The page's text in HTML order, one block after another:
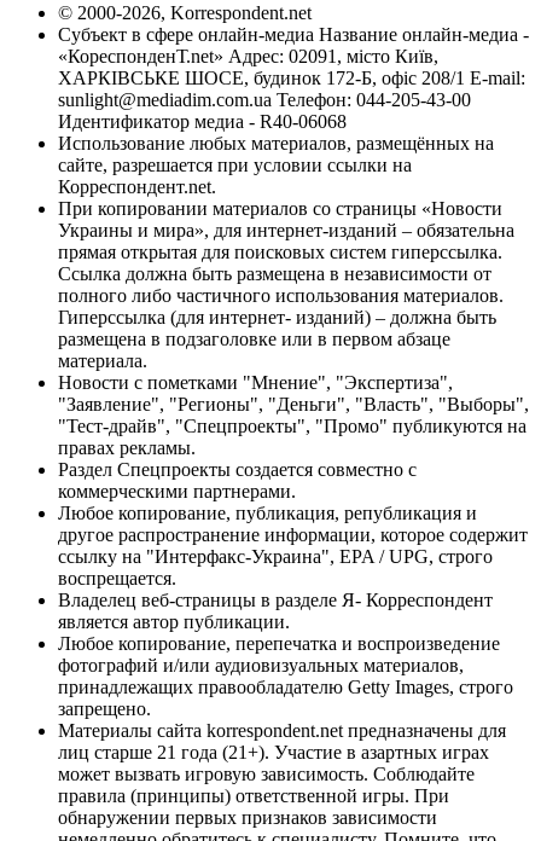
© 2000-2026, Korrespondent.net
Субъект в сфере онлайн-медиа Название онлайн-медиа -
«КореспонденТ.net» Адрес: 02091, місто Київ,
ХАРКІВСЬКЕ ШОСЕ, будинок 172-Б, офіс 208/1 E-mail:
sunlight@mediadim.com.ua Телефон: 044-205-43-00
Идентификатор медиа - R40-06068
Использование любых материалов, размещённых на
сайте, разрешается при условии ссылки на
Корреспондент.net.
При копировании материалов со страницы «Новости
Украины и мира», для интернет-изданий – обязательна
прямая открытая для поисковых систем гиперссылка.
Ссылка должна быть размещена в независимости от
полного либо частичного использования материалов.
Гиперссылка (для интернет- изданий) – должна быть
размещена в подзаголовке или в первом абзаце
материала.
Новости с пометками "Мнение", "Экспертиза",
"Заявление", "Регионы", "Деньги", "Власть", "Выборы",
"Тест-драйв", "Спецпроекты", "Промо" публикуются на
правах рекламы.
Раздел Спецпроекты создается совместно с
коммерческими партнерами.
Любое копирование, публикация, републикация и
другое распространение информации, которое содержит
ссылку на "Интерфакс-Украина", EPA / UPG, строго
воспрещается.
Владелец веб-страницы в разделе Я- Корреспондент
является автор публикации.
Любое копирование, перепечатка и воспроизведение
фотографий и/или аудиовизуальных материалов,
принадлежащих правообладателю Getty Images, строго
запрещено.
Материалы сайта korrespondent.net предназначены для
лиц старше 21 года (21+). Участие в азартных играх
может вызвать игровую зависимость. Соблюдайте
правила (принципы) ответственной игры. При
обнаружении первых признаков зависимости